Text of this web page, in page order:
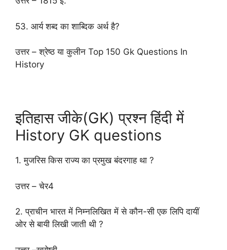
53. आर्य शब्द का शाब्दिक अर्थ है?
उत्तर – श्रेष्ठ या कुलीन Top 150 Gk Questions In
History
इतिहास जीके(GK) प्रश्न हिंदी में
History GK questions
1. मुजरिस किस राज्य का प्रमुख बंदरगाह था ?
उत्तर – चेर4
2. प्राचीन भारत में निम्नलिखित में से कौन-सी एक लिपि दायीं
ओर से बायी लिखी जाती थी ?